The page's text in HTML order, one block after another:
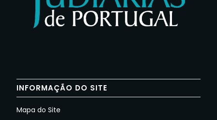
INFORMAÇÃO DO SITE
Mapa do Site